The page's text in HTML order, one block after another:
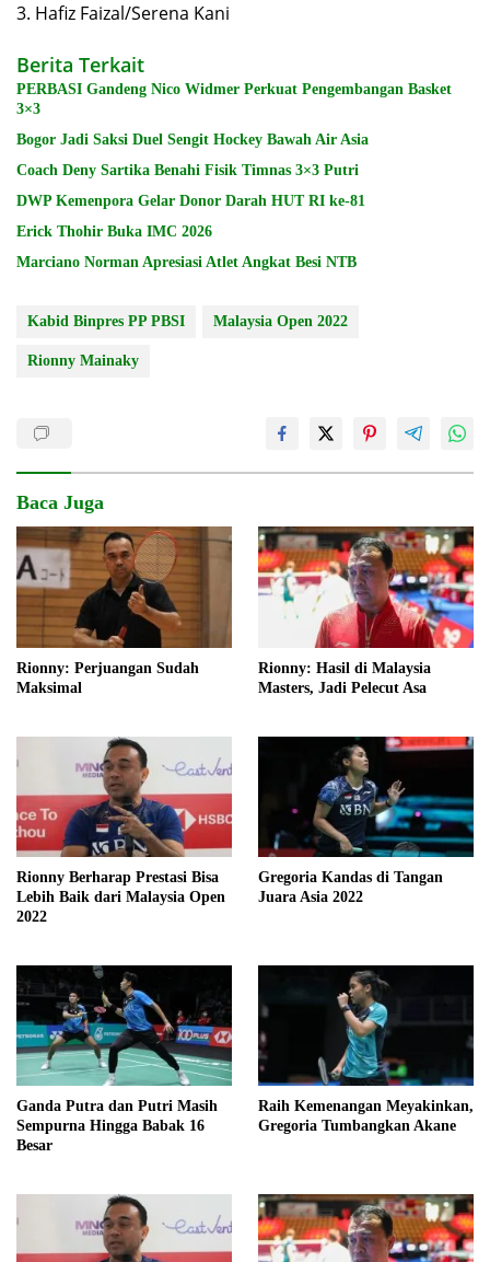
3. Hafiz Faizal/Serena Kani
Berita Terkait
PERBASI Gandeng Nico Widmer Perkuat Pengembangan Basket
3×3
Bogor Jadi Saksi Duel Sengit Hockey Bawah Air Asia
Coach Deny Sartika Benahi Fisik Timnas 3×3 Putri
DWP Kemenpora Gelar Donor Darah HUT RI ke-81
Erick Thohir Buka IMC 2026
Marciano Norman Apresiasi Atlet Angkat Besi NTB
Kabid Binpres PP PBSI Malaysia Open 2022
Rionny Mainaky
Baca Juga
Rionny: Perjuangan Sudah
Maksimal
Rionny: Hasil di Malaysia
Masters, Jadi Pelecut Asa
Rionny Berharap Prestasi Bisa
Lebih Baik dari Malaysia Open
2022
Gregoria Kandas di Tangan
Juara Asia 2022
Ganda Putra dan Putri Masih
Sempurna Hingga Babak 16
Besar
Raih Kemenangan Meyakinkan,
Gregoria Tumbangkan Akane